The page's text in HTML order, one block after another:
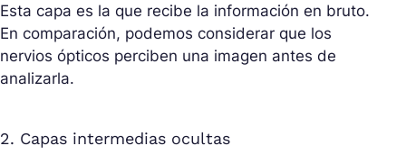
Esta capa es la que recibe la información en bruto.
En comparación, podemos considerar que los
nervios ópticos perciben una imagen antes de
analizarla.
2. Capas intermedias ocultas